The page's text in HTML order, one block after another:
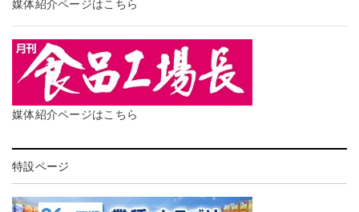
媒体紹介ページはこちら
媒体紹介ページはこちら
特設ページ